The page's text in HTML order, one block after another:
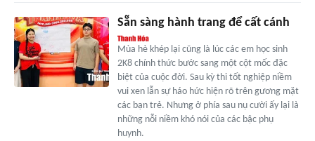
Sẵn sàng hành trang để cất cánh
Mùa hè khép lại cũng là lúc các em học sinh
2K8 chính thức bước sang một cột mốc đặc
biệt của cuộc đời. Sau kỳ thi tốt nghiệp niềm
vui xen lẫn sự háo hức hiện rõ trên gương mặt
các bạn trẻ. Nhưng ở phía sau nụ cười ấy lại là
những nỗi niềm khó nói của các bậc phụ
huynh.